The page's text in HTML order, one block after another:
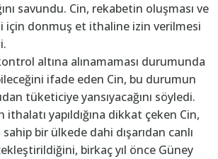
savundu. Cin, rekabetin oluşması ve
için donmuş et ithaline izin verilmesi
altına alınamaması durumunda
ifade eden Cin, bu durumun
tüketiciye yansıyacağını söyledi.
ithalatı yapıldığına dikkat çeken Cin,
bir ülkede dahi dışarıdan canlı
birkaç yıl önce Güney